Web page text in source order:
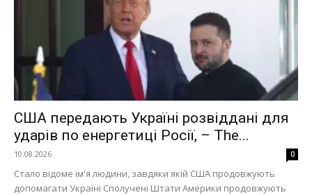
США передають Україні розвіддані для
ударів по енергетиці Росії, – The...
10.08.2026 0
Стало відоме ім'я людини, завдяки якій США продовжують
допомагати Україні Сполучені Штати Америки продовжують